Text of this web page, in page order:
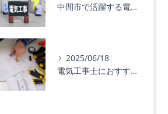
中間市で活躍する電気工事士とは！仕事の内容と資格の重要性を解説
2025/06/18
電気工事士におすすめのボールペン選び完全ガイド！試験や現場に最適な比較も